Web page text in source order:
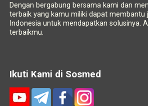
Dengan bergabung bersama kami dan
terbaik yang kamu miliki dapat membantu
Indonesia untuk mendapatkan solusinya.
terbaikmu.
Ikuti Kami di Sosmed